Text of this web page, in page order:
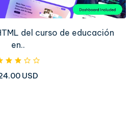
del curso de educación
en..
USD